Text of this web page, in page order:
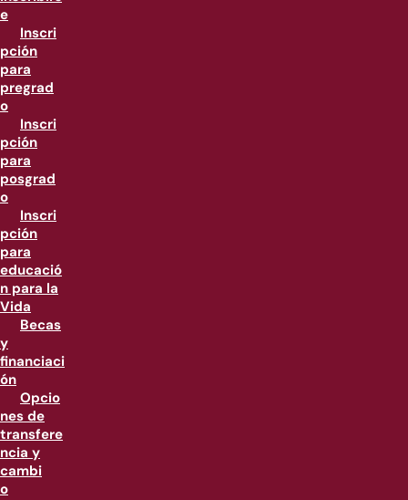
e
Inscri
pción
para
pregrad
o
Inscri
pción
para
posgrad
o
Inscri
pción
para
educació
n para la
Vida
Becas
y
financiaci
ón
Opcio
nes de
transfere
ncia y
cambi
o